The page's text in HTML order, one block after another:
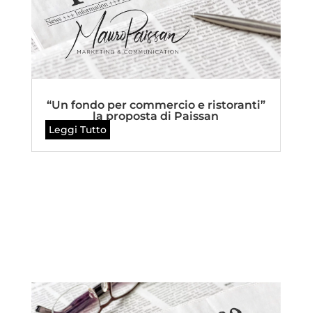
“Un fondo per commercio e ristoranti”
la proposta di Paissan
Leggi Tutto